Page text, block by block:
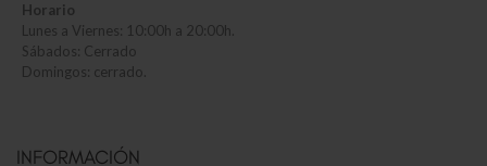
Horario
Lunes a Viernes: 10:00h a 20:00h.
Sábados: Cerrado
Domingos: cerrado.
INFORMACIÓN